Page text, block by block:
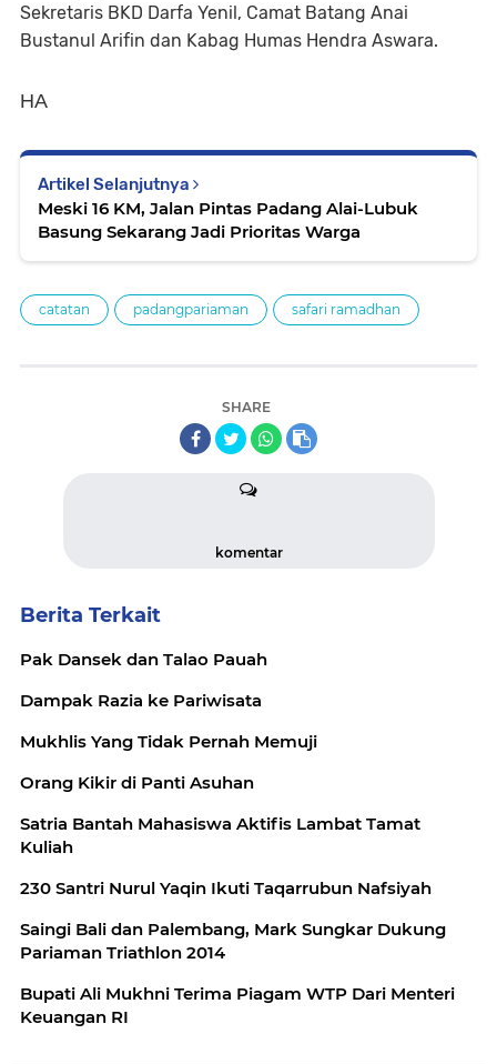
Sekretaris BKD Darfa Yenil, Camat Batang Anai
Bustanul Arifin dan Kabag Humas Hendra Aswara.
HA
Artikel Selanjutnya
Meski 16 KM, Jalan Pintas Padang Alai-Lubuk
Basung Sekarang Jadi Prioritas Warga
catatan padangpariaman safari ramadhan
SHARE
komentar
Berita Terkait
Pak Dansek dan Talao Pauah
Dampak Razia ke Pariwisata
Mukhlis Yang Tidak Pernah Memuji
Orang Kikir di Panti Asuhan
Satria Bantah Mahasiswa Aktifis Lambat Tamat
Kuliah
230 Santri Nurul Yaqin Ikuti Taqarrubun Nafsiyah
Saingi Bali dan Palembang, Mark Sungkar Dukung
Pariaman Triathlon 2014
Bupati Ali Mukhni Terima Piagam WTP Dari Menteri
Keuangan RI